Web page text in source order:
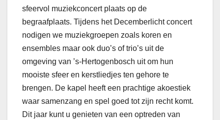
sfeervol muziekconcert plaats op de
begraafplaats. Tijdens het Decemberlicht concert
nodigen we muziekgroepen zoals koren en
ensembles maar ook duo’s of trio’s uit de
omgeving van ’s-Hertogenbosch uit om hun
mooiste sfeer en kerstliedjes ten gehore te
brengen. De kapel heeft een prachtige akoestiek
waar samenzang en spel goed tot zijn recht komt.
Dit jaar kunt u genieten van een optreden van